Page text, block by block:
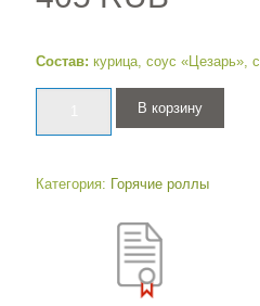
Состав: курица, соус «Цезарь»,
В корзину
Категория: Горячие роллы